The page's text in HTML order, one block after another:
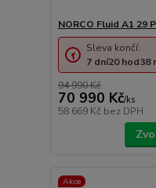
NORCO Fluid A1 29
94 990 Kč
70 990 Kč/ks
58 669 Kč bez DPH
Sleva končí:
7 dní20hod38
Akce